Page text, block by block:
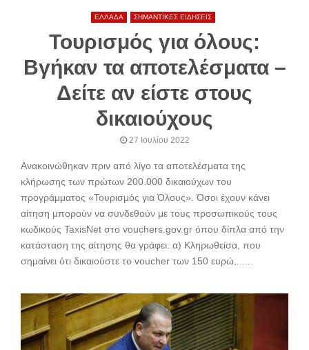
ΕΛΛΑΔΑ ΣΗΜΑΝΤΙΚΕΣ ΕΙΔΗΣΕΙΣ
Τουρισμός για όλους:
Βγήκαν τα αποτελέσματα –
Δείτε αν είστε στους
δικαιούχους
27 Ιουλίου 2022
Ανακοινώθηκαν πριν από λίγο τα αποτελέσματα της
κλήρωσης των πρώτων 200.000 δικαιούχων του
προγράμματος «Τουρισμός για Όλους». Όσοι έχουν κάνει
αίτηση μπορούν να συνδεθούν με τους προσωπικούς τους
κωδικούς TaxisNet στο vouchers.gov.gr όπου δίπλα από την
κατάσταση της αίτησης θα γράφει: α) Κληρωθείσα, που
σημαίνει ότι δικαιούστε το voucher των 150 ευρώ,......